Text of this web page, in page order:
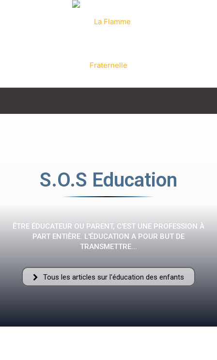
Fraternelle
–
AFF
S.O.S Education
ÊTRE ÉDUCATEUR OU PARENT, C'EST UNE PROFESSION À
PART ENTIÈRE. L'ÉDUCATION A POUR BUT DE
TRANSMETTRE...
Tous les articles sur l'éducation des enfants